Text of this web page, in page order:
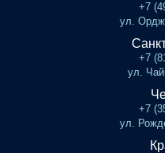
+7
ул.
+7
ул.
+7
ул.